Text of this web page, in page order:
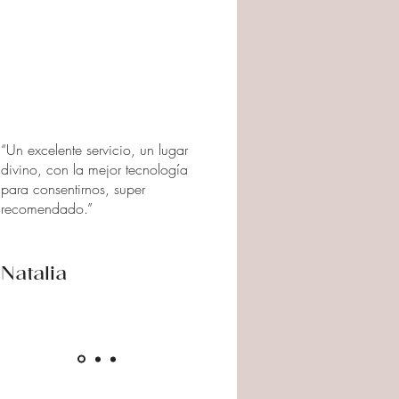
“Un excelente servicio, un lugar
divino, con la mejor tecnología
para consentirnos, super
recomendado.”
Natalia